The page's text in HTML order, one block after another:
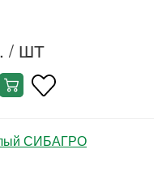
/ ШТ
СИБАГРО